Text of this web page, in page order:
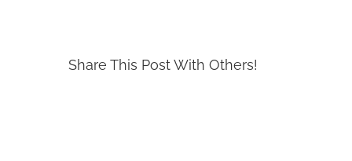
Share This Post With Others!